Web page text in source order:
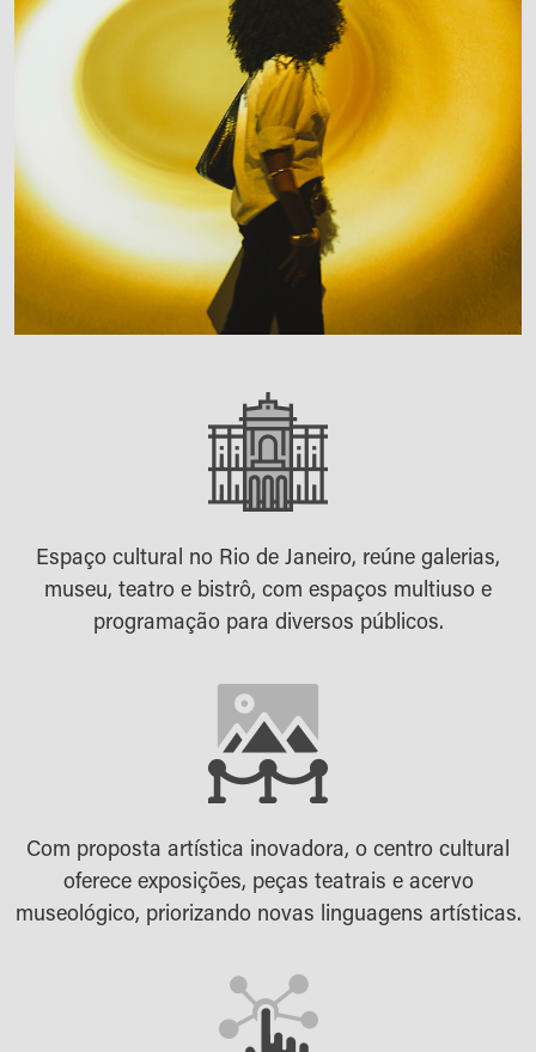
Espaço cultural no Rio de Janeiro, reúne galerias,
museu, teatro e bistrô, com espaços multiuso e
programação para diversos públicos.
Com proposta artística inovadora, o centro cultural
oferece exposições, peças teatrais e acervo
museológico, priorizando novas linguagens artísticas.